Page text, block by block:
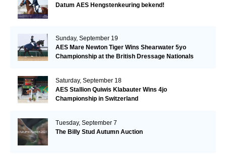
Datum AES Hengstenkeuring bekend!
Sunday, September 19
AES Mare Newton Tiger Wins Shearwater 5yo
Championship at the British Dressage Nationals
Saturday, September 18
AES Stallion Quiwis Klabauter Wins 4jo
Championship in Switzerland
Tuesday, September 7
The Billy Stud Autumn Auction